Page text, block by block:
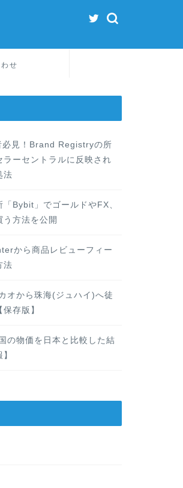
わせ
必見！Brand Registryの所
ラーセントラルに反映され
法
「Bybit」でゴールドやFX、
う方法を公開
から商品レビューフィー
法
オから珠海(ジュハイ)へ徒
存版】
の物価を日本と比較した結